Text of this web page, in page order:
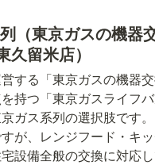
（東京ガスの機器
久留米店）
する「東京ガスの機器
持つ「東京ガスライフ
ガス系列の選択肢です
が、レンジフード・キ
設備全般の交換に対応し